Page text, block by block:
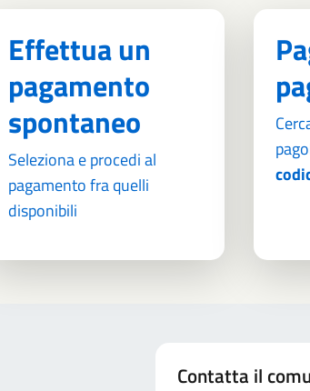
Effettua un
pagamento
spontaneo
Seleziona e procedi al
pagamento fra quelli
disponibili
Contatta il